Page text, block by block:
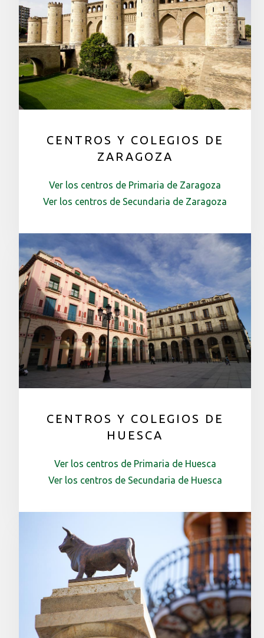
CENTROS Y COLEGIOS DE
ZARAGOZA
Ver los centros de Primaria de Zaragoza
Ver los centros de Secundaria de Zaragoza
CENTROS Y COLEGIOS DE
HUESCA
Ver los centros de Primaria de Huesca
Ver los centros de Secundaria de Huesca